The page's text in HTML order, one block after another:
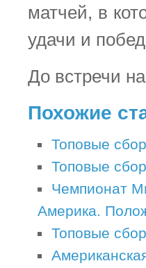
матчей, в
удачи и
До встречи
Похожие
Топовые
Топовые
Чемпионат
Америка.
Топовые